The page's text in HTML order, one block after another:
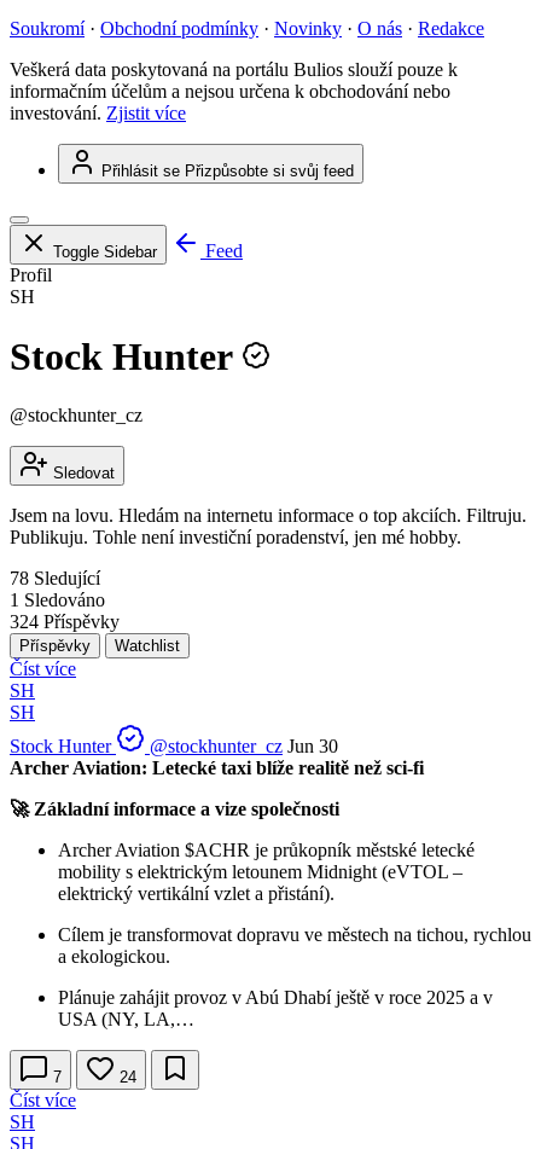
Soukromí · Obchodní podmínky · Novinky · O nás · Redakce
Veškerá data poskytovaná na portálu Bulios slouží pouze k
informačním účelům a nejsou určena k obchodování nebo
investování. Zjistit více
Přihlásit se Přizpůsobte si svůj feed
Toggle Sidebar
Feed
Profil
SH
Stock Hunter
@stockhunter_cz
Sledovat
Jsem na lovu. Hledám na internetu informace o top akciích. Filtruju.
Publikuju. Tohle není investiční poradenství, jen mé hobby.
78 Sledující
1 Sledováno
324 Příspěvky
Příspěvky Watchlist
Číst více
SH
SH
Stock Hunter
@stockhunter_cz Jun 30
Archer Aviation: Letecké taxi blíže realitě než sci-fi
🚀 Základní informace a vize společnosti
Archer Aviation $ACHR je průkopník městské letecké
mobility s elektrickým letounem Midnight (eVTOL –
elektrický vertikální vzlet a přistání).
Cílem je transformovat dopravu ve městech na tichou, rychlou
a ekologickou.
Plánuje zahájit provoz v Abú Dhabí ještě v roce 2025 a v
USA (NY, LA,…
7 24
Číst více
SH
SH